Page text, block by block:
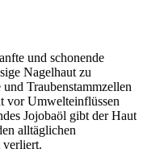
und schonende
Nagelhaut zu
Traubenstammzellen
vor Umwelteinflüssen
Jojobaöl gibt der Haut
alltäglichen
verliert.